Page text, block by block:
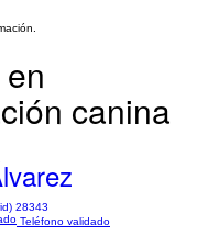
canina
28343
Teléfono validado